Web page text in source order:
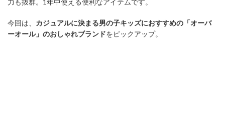
力も抜群。1年中使える便利なアイテムです。
今回は、 カジュアルに決まる男の子キッズにおすすめの「オーバ
ーオール」のおしゃれブランドをピックアップ。